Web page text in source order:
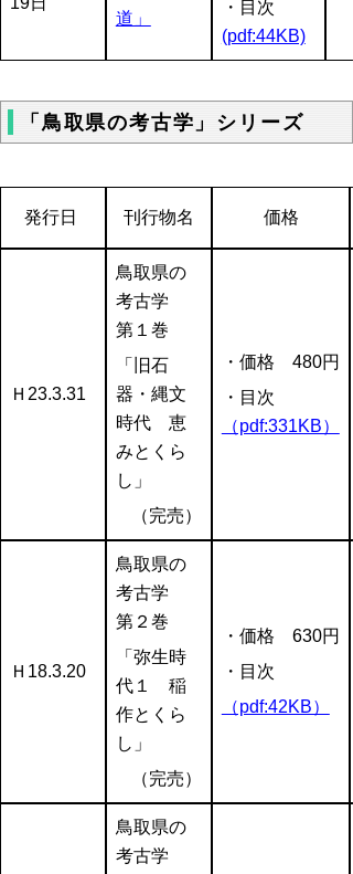
道」
・目次
(pdf:44KB)
「鳥取県の考古学」シリーズ
発行日 刊行物名 価格
Ｈ23.3.31
鳥取県の
考古学
第１巻
「旧石
器・縄文
時代 恵
みとくら
し」
（完売）
・価格 480円
・目次
（pdf:331KB）
Ｈ18.3.20
鳥取県の
考古学
第２巻
「弥生時
代１ 稲
作とくら
し」
（完売）
・価格 630円
・目次
（pdf:42KB）
鳥取県の
考古学